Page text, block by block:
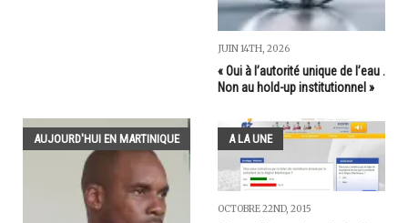
JUIN 14TH, 2026
« Oui à l’autorité unique de l’eau .
Non au hold-up institutionnel »
AUJOURD'HUI EN MARTINIQUE A LA UNE
OCTOBRE 22ND, 2015